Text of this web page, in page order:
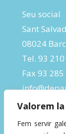
Valorem
Fem servir
Seu social
Sant
08024
Tel. 93
Fax 93